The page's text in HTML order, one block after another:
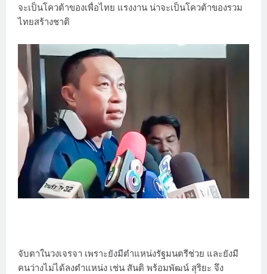
จะเป็นโควต้าของเพื่อไทย แรงงาน น่าจะเป็นโควต้าของรวม
ไทยสร้างชาติ
จับตาในวงเจรจา เพราะยังมีตำแหน่งรัฐมนตรีช่วย และยังมี
คนว่างไม่ได้ลงตำแหน่ง เช่น สันติ พร้อมพัฒน์ สุริยะ จึง